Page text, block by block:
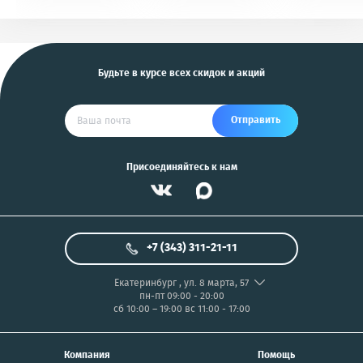
Будьте в курсе всех скидок и акций
Отправить
Присоединяйтесь к нам
Помощь
Компания
+7 (343) 311-21-11
Екатеринбург, ул. 8 марта, 57
пн-пт 09:00 - 20:00
сб 10:00 – 19:00 вс 11:00 - 17:00